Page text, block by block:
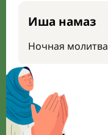
Иша намаз
Ночная молитва